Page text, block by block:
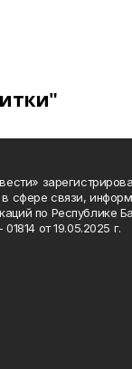
сфере связи,
по Республике
от 19.05.2025 г.